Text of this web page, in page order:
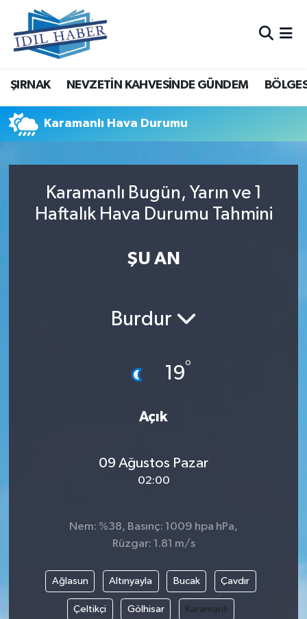
ŞIRNAK NEVZETİN KAHVESİNDE GÜNDEM
Karamanlı Hava Durumu
Karamanlı Bugün, Yarın ve 1
Haftalık Hava Durumu Tahmini
ŞU AN
Burdur
19°
Açık
09 Ağustos Pazar
02:00
Nem: %38, Basınç: 1009 hpa hPa,
Rüzgar: 1.81 m/s
Ağlasun Altınyayla Bucak Çavdır
Çeltikçi Gölhisar Karamanlı
Nöbetçi Eczaneler
Hava Durumu
Trafik Durumu
Tüm Manşetler